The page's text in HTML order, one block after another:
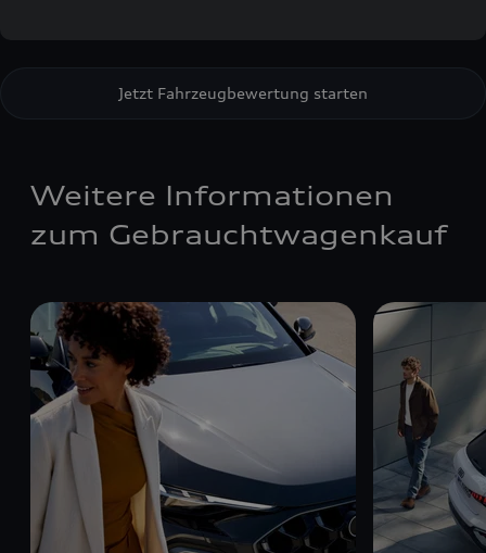
Jetzt Fahrzeugbewertung starten
Weitere Informationen
zum Gebrauchtwagenkauf